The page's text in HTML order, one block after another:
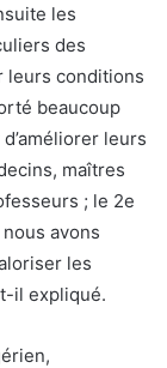
les
des
leurs conditions
beaucoup
leurs
maîtres
; le 2e
avons
les
il expliqué.